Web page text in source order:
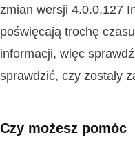
zmian wersji 4.0.0.127
poświęcają trochę
informacji, więc
sprawdzić, czy zostały
Czy możesz pomóc